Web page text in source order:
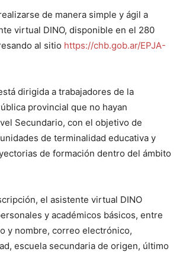
de manera simple y ágil a
virtual DINO, disponible en el 280
al sitio https://chb.gob.ar/EPJA-
dirigida a trabajadores de la
provincial que no hayan
Secundario, con el objetivo de
de terminalidad educativa y
de formación dentro del ámbito
el asistente virtual DINO
y académicos básicos, entre
y nombre, correo electrónico,
escuela secundaria de origen, último